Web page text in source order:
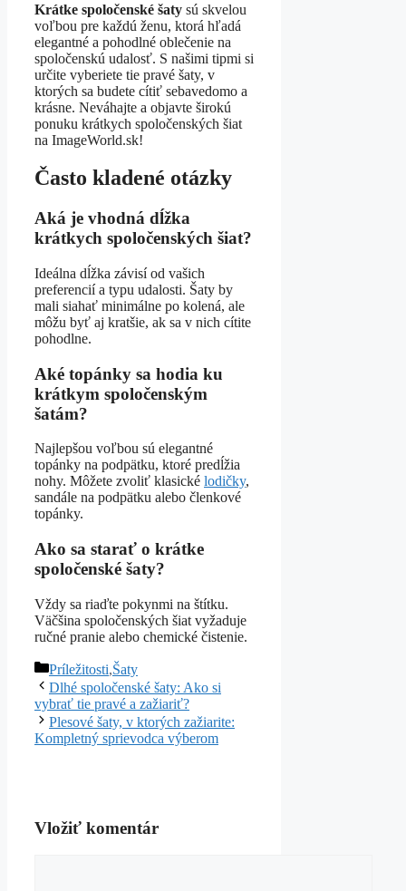
Krátke spoločenské šaty sú skvelou
voľbou pre každú ženu, ktorá hľadá
elegantné a pohodlné oblečenie na
spoločenskú udalosť. S našimi tipmi si
určite vyberiete tie pravé šaty, v
ktorých sa budete cítiť sebavedomo a
krásne. Neváhajte a objavte širokú
ponuku krátkych spoločenských šiat
na ImageWorld.sk!
Často kladené otázky
Aká je vhodná dĺžka
krátkych spoločenských šiat?
Ideálna dĺžka závisí od vašich
preferencií a typu udalosti. Šaty by
mali siahať minimálne po kolená, ale
môžu byť aj kratšie, ak sa v nich cítite
pohodlne.
Aké topánky sa hodia ku
krátkym spoločenským
šatám?
Najlepšou voľbou sú elegantné
topánky na podpätku, ktoré predĺžia
nohy. Môžete zvoliť klasické lodičky,
sandále na podpätku alebo členkové
topánky.
Ako sa starať o krátke
spoločenské šaty?
Vždy sa riaďte pokynmi na štítku.
Väčšina spoločenských šiat vyžaduje
ručné pranie alebo chemické čistenie.
Kategórie
Príležitosti,Šaty
Dlhé spoločenské šaty: Ako si
vybrať tie pravé a zažiariť?
Plesové šaty, v ktorých zažiarite:
Kompletný sprievodca výberom
Vložiť komentár